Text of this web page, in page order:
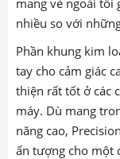
nhiều so với
Phần khung kim
tay cho cảm giác
thiện rất tốt ở các
máy. Dù mang
năng cao,
ấn tượng cho một